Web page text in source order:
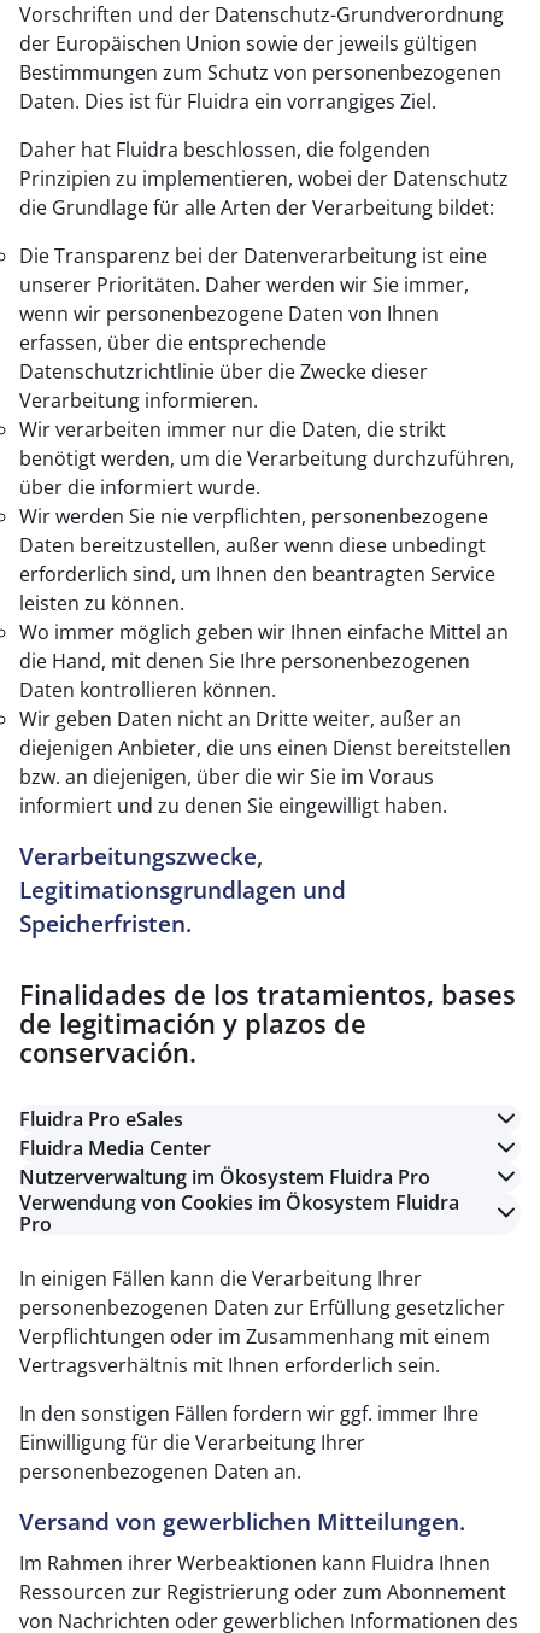
Vorschriften und der Datenschutz-Grundverordnung
der Europäischen Union sowie der jeweils gültigen
Bestimmungen zum Schutz von personenbezogenen
Daten. Dies ist für Fluidra ein vorrangiges Ziel.
Daher hat Fluidra beschlossen, die folgenden
Prinzipien zu implementieren, wobei der Datenschutz
die Grundlage für alle Arten der Verarbeitung bildet:
Die Transparenz bei der Datenverarbeitung ist eine
unserer Prioritäten. Daher werden wir Sie immer,
wenn wir personenbezogene Daten von Ihnen
erfassen, über die entsprechende
Datenschutzrichtlinie über die Zwecke dieser
Verarbeitung informieren.
Wir verarbeiten immer nur die Daten, die strikt
benötigt werden, um die Verarbeitung durchzuführen,
über die informiert wurde.
Wir werden Sie nie verpflichten, personenbezogene
Daten bereitzustellen, außer wenn diese unbedingt
erforderlich sind, um Ihnen den beantragten Service
leisten zu können.
Wo immer möglich geben wir Ihnen einfache Mittel an
die Hand, mit denen Sie Ihre personenbezogenen
Daten kontrollieren können.
Wir geben Daten nicht an Dritte weiter, außer an
diejenigen Anbieter, die uns einen Dienst bereitstellen
bzw. an diejenigen, über die wir Sie im Voraus
informiert und zu denen Sie eingewilligt haben.
Verarbeitungszwecke,
Legitimationsgrundlagen und
Speicherfristen.
Finalidades de los tratamientos, bases
de legitimación y plazos de
conservación.
Fluidra Pro eSales
Fluidra Media Center
Nutzerverwaltung im Ökosystem Fluidra Pro
Verwendung von Cookies im Ökosystem Fluidra
Pro
In einigen Fällen kann die Verarbeitung Ihrer
personenbezogenen Daten zur Erfüllung gesetzlicher
Verpflichtungen oder im Zusammenhang mit einem
Vertragsverhältnis mit Ihnen erforderlich sein.
In den sonstigen Fällen fordern wir ggf. immer Ihre
Einwilligung für die Verarbeitung Ihrer
personenbezogenen Daten an.
Versand von gewerblichen Mitteilungen.
Im Rahmen ihrer Werbeaktionen kann Fluidra Ihnen
Ressourcen zur Registrierung oder zum Abonnement
von Nachrichten oder gewerblichen Informationen des